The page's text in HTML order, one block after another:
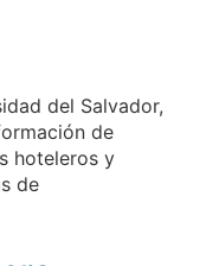
del Salvador,
de
hoteleros y
de